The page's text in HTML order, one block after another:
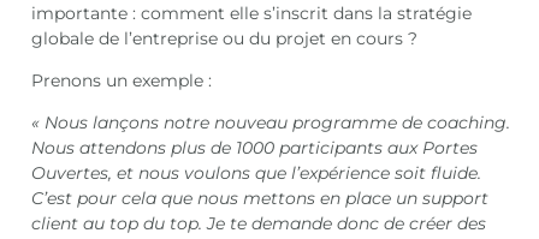
importante : comment elle s’inscrit dans la stratégie
globale de l’entreprise ou du projet en cours ?
Prenons un exemple :
« Nous lançons notre nouveau programme de coaching.
Nous attendons plus de 1000 participants aux Portes
Ouvertes, et nous voulons que l’expérience soit fluide.
C’est pour cela que nous mettons en place un support
client au top du top. Je te demande donc de créer des